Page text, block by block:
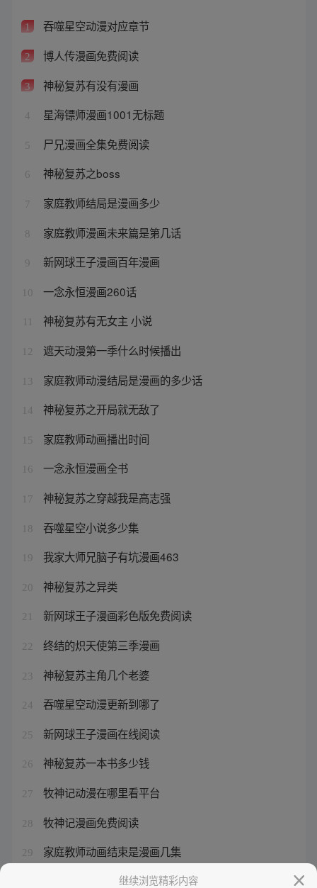
1 吞噬星空动漫对应章节
2 博人传漫画免费阅读
3 神秘复苏有没有漫画
4 星海镖师漫画1001无标题
5 尸兄漫画全集免费阅读
6 神秘复苏之boss
7 家庭教师结局是漫画多少
8 家庭教师漫画未来篇是第几话
9 新网球王子漫画百年漫画
10 一念永恒漫画260话
神秘复苏有无女主 小说
12 遮天动漫第一季什么时候播出
13 家庭教师动漫结局是漫画的多少话
14 神秘复苏之开局就无敌了
15 家庭教师动画播出时间
16 一念永恒漫画全书
17 神秘复苏之穿越我是高志强
18 吞噬星空小说多少集
19 我家大师兄脑子有坑漫画463
20 神秘复苏之异类
21 新网球王子漫画彩色版免费阅读
22 终结的炽天使第三季漫画
23 神秘复苏主角几个老婆
24 吞噬星空动漫更新到哪了
25 新网球王子漫画在线阅读
26 神秘复苏一本书多少钱
27 牧神记动漫在哪里看平台
28 牧神记漫画免费阅读
29 家庭教师动画结束是漫画几集
神秘复苏有漫画吗继续浏览精彩内容